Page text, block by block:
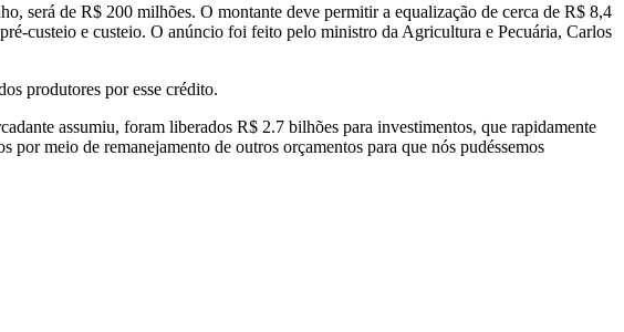
será de R$ 200 milhões. O montante deve permitir a equalização de cerca de R$ 8,4
custeio e custeio. O anúncio foi feito pelo ministro da Agricultura e Pecuária, Carlos
produtores por esse crédito.
assumiu, foram liberados R$ 2.7 bilhões para investimentos, que rapidamente
meio de remanejamento de outros orçamentos para que nós pudéssemos